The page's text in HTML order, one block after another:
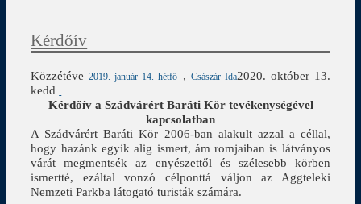
Kérdőív
Közzétéve2019. január 14. hétfő , Császár Ida2020. október 13.
kedd
Kérdőív a Szádvárért Baráti Kör tevékenységével
kapcsolatban
A Szádvárért Baráti Kör 2006-ban alakult azzal a céllal,
hogy hazánk egyik alig ismert, ám romjaiban is látványos
várát megmentsék az enyészettől és szélesebb körben
ismertté, ezáltal vonzó célponttá váljon az Aggteleki
Nemzeti Parkba látogató turisták számára.